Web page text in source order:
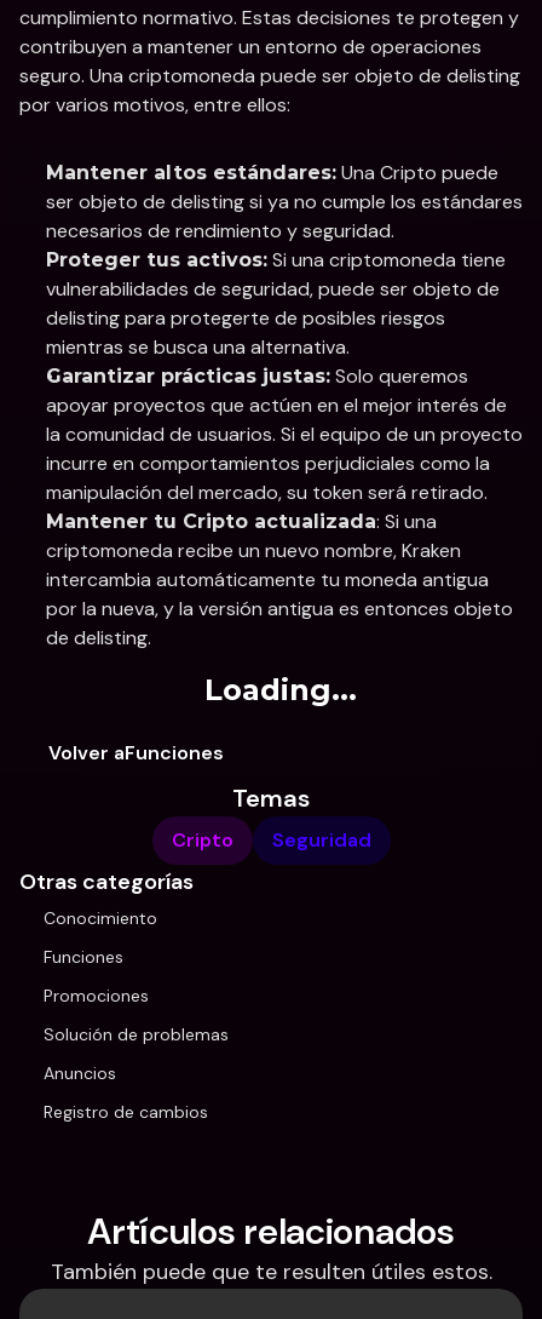
cumplimiento normativo. Estas decisiones te protegen y
contribuyen a mantener un entorno de operaciones
seguro. Una criptomoneda puede ser objeto de delisting
por varios motivos, entre ellos:
Mantener altos estándares: Una Cripto puede
ser objeto de delisting si ya no cumple los estándares
necesarios de rendimiento y seguridad.
Proteger tus activos: Si una criptomoneda tiene
vulnerabilidades de seguridad, puede ser objeto de
delisting para protegerte de posibles riesgos
mientras se busca una alternativa.
Garantizar prácticas justas: Solo queremos
apoyar proyectos que actúen en el mejor interés de
la comunidad de usuarios. Si el equipo de un proyecto
incurre en comportamientos perjudiciales como la
manipulación del mercado, su token será retirado.
Mantener tu Cripto actualizada: Si una
criptomoneda recibe un nuevo nombre, Kraken
intercambia automáticamente tu moneda antigua
por la nueva, y la versión antigua es entonces objeto
de delisting.
Loading...
Volver aFunciones
Temas
Cripto Seguridad
Otras categorías
Conocimiento
Funciones
Promociones
Solución de problemas
Anuncios
Registro de cambios
Artículos relacionados
También puede que te resulten útiles estos.